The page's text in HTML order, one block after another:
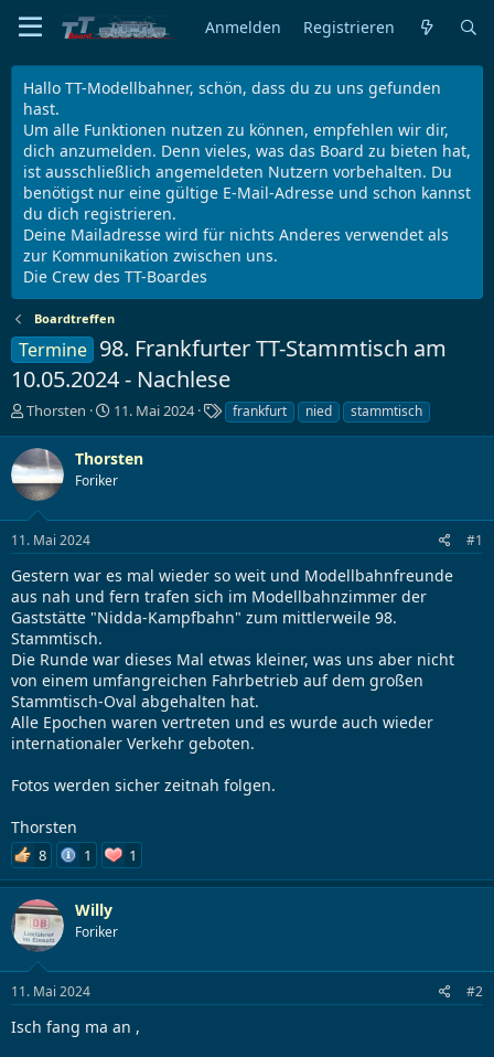
Anmelden Registrieren
Hallo TT-Modellbahner, schön, dass du zu uns gefunden
hast.
Um alle Funktionen nutzen zu können, empfehlen wir dir,
dich anzumelden. Denn vieles, was das Board zu bieten hat,
ist ausschließlich angemeldeten Nutzern vorbehalten. Du
benötigst nur eine gültige E-Mail-Adresse und schon kannst
du dich registrieren.
Deine Mailadresse wird für nichts Anderes verwendet als
zur Kommunikation zwischen uns.
Die Crew des TT-Boardes
Boardtreffen
Termine 98. Frankfurter TT-Stammtisch am
10.05.2024 - Nachlese
E
s
t
e
e
r
Thorsten
E
t
e
t
a
m
11. Mai 2024
S
c
o
r
t
e
frankfurt nied stammtisch
Thorsten
Foriker
11. Mai 2024 #1
Gestern war es mal wieder so weit und Modellbahnfreunde
aus nah und fern trafen sich im Modellbahnzimmer der
Gaststätte "Nidda-Kampfbahn" zum mittlerweile 98.
Stammtisch.
Die Runde war dieses Mal etwas kleiner, was uns aber nicht
von einem umfangreichen Fahrbetrieb auf dem großen
Stammtisch-Oval abgehalten hat.
Alle Epochen waren vertreten und es wurde auch wieder
internationaler Verkehr geboten.
Fotos werden sicher zeitnah folgen.
Thorsten
8 1 1
Willy
Foriker
11. Mai 2024 #2
Isch fang ma an ,